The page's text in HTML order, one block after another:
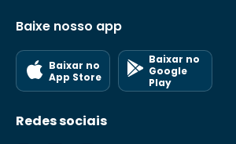
Baixe nosso app
Baixar no
App Store
Baixar no
Google
Play
Redes sociais